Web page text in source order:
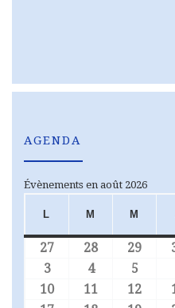
AGENDA
Évènements en août 2026
L LUNDIM MARDI
M
27 27 juillet 2026
28 28 juillet
29 29
3 3 août 2026
44 août 2026
5 5
10 10 août 2026
11 11 août 2026
12 12